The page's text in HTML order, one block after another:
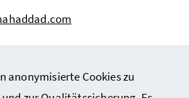
anonymisierte Cookies zu